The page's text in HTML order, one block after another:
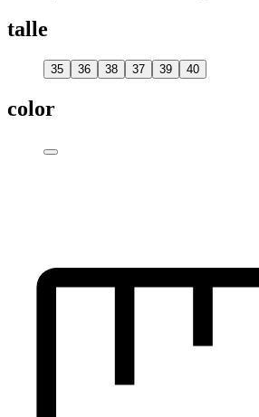
talle
35 36 38 37 39 40
color